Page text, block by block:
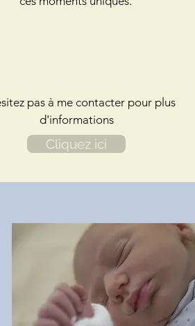
pas à me contacter pour plus
d'informations
Cliquez ici